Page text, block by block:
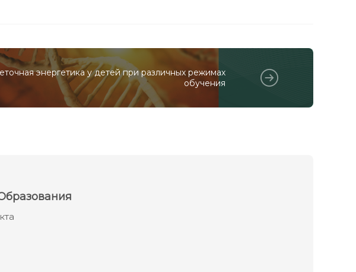
энергетика у детей при различных режимах
обучения